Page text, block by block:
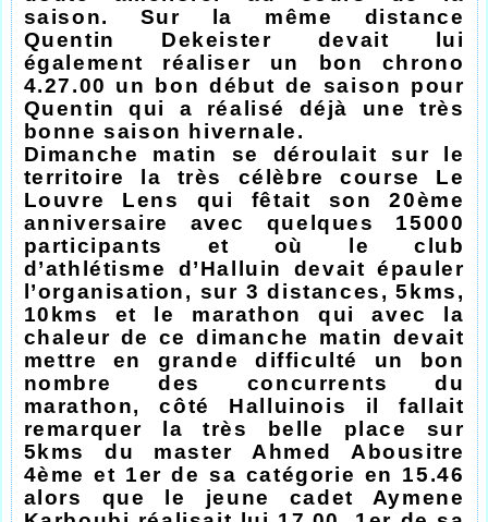
saison. Sur la même distance
Quentin Dekeister devait lui
également réaliser un bon chrono
4.27.00 un bon début de saison pour
Quentin qui a réalisé déjà une très
bonne saison hivernale.
Dimanche matin se déroulait sur le
territoire la très célèbre course Le
Louvre Lens qui fêtait son 20ème
anniversaire avec quelques 15000
participants et où le club
d’athlétisme d’Halluin devait épauler
l’organisation, sur 3 distances, 5kms,
10kms et le marathon qui avec la
chaleur de ce dimanche matin devait
mettre en grande difficulté un bon
nombre des concurrents du
marathon, côté Halluinois il fallait
remarquer la très belle place sur
5kms du master Ahmed Abousitre
4ème et 1er de sa catégorie en 15.46
alors que le jeune cadet Aymene